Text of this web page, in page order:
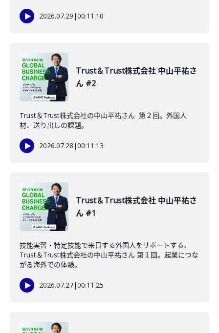
2026.07.29 |00:11:10
Trust＆Trust株式会社 中山平祐さ
ん #2
Trust＆Trust株式会社の中山平祐さん 第２回。外国人
材、送り出しの課題。
2026.07.28 |00:11:13
Trust＆Trust株式会社 中山平祐さ
ん #1
技能実習・特定技能で来日する外国人をサポートする、
Trust＆Trust株式会社の中山平祐さん 第１回。起業につな
がる海外での体験。
2026.07.27|00:11:25